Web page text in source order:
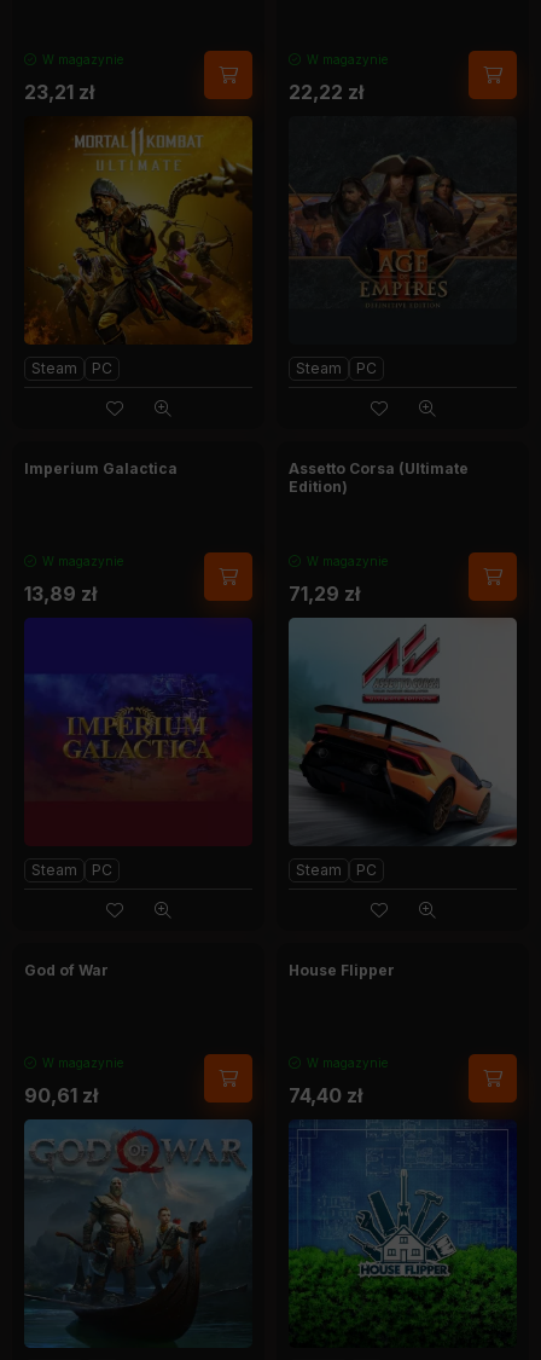
W magazynie
23,21 zł
Steam PC
W magazynie
22,22 zł
Steam PC
Imperium Galactica
W magazynie
13,89 zł
Steam PC
Assetto Corsa (Ultimate
Edition)
W magazynie
71,29 zł
Steam PC
God of War
W magazynie
90,61 zł
House Flipper
W magazynie
74,40 zł